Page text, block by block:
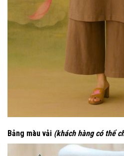
Bảng màu vải (khách hàng có thể